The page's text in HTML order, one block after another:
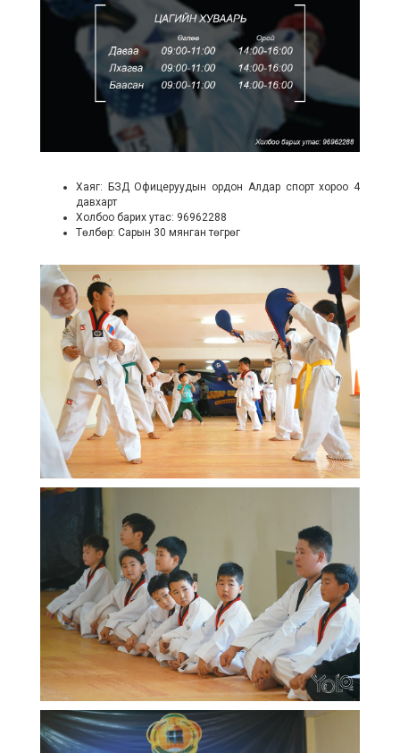
Хаяг: БЗД Офицеруудын ордон Алдар спорт хороо 4
давхарт
Холбоо барих утас: 96962288
Төлбөр: Сарын 30 мянган төгрөг